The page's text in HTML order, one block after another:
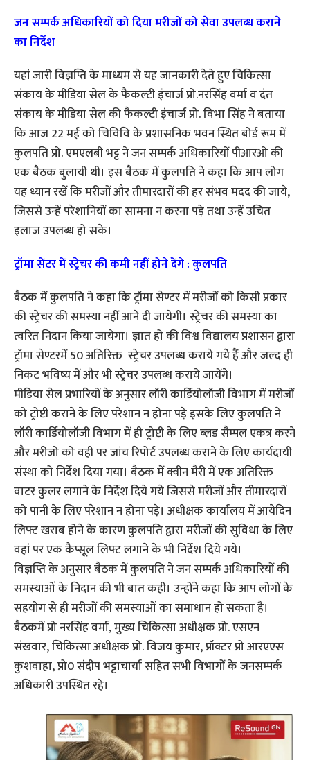
जन सम्पर्क अधिकारियों को दिया मरीजों को सेवा उपलब्ध कराने
का निर्देश
यहां जारी विज्ञप्ति के माध्यम से यह जानकारी देते हुए चिकित्सा
संकाय के मीडिया सेल के फैकल्टी इंचार्ज प्रो.नरसिंह वर्मा व दंत
संकाय के मीडिया सेल की फैकल्टी इंचार्ज प्रो. विभा सिंह ने बताया
कि आज 22 मई को चिविवि के प्रशासनिक भवन स्थित बोर्ड रूम में
कुलपति प्रो. एमएलबी भट्ट ने जन सम्पर्क अधिकारियों पीआरओ की
एक बैठक बुलायी थी। इस बैठक में कुलपति ने कहा कि आप लोग
यह ध्यान रखें कि मरीजों और तीमारदारों की हर संभव मदद की जाये,
जिससे उन्हें परेशानियों का सामना न करना पड़े तथा उन्हें उचित
इलाज उपलब्ध हो सके।
ट्रॉमा सेंटर में स्ट्रेचर की कमी नहीं होने देंगे : कुलपति
बैठक में कुलपति ने कहा कि ट्रॉमा सेण्टर में मरीजों को किसी प्रकार
की स्ट्रेचर की समस्या नहीं आने दी जायेगी। स्ट्रेचर की समस्या का
त्वरित निदान किया जायेगा। ज्ञात हो की विश्व विद्यालय प्रशासन द्वारा
ट्रॉमा सेण्टरमें 50 अतिरिक्त स्ट्रेचर उपलब्ध कराये गयेे हैं और जल्द ही
निकट भविष्य में और भी स्ट्रेचर उपलब्ध कराये जायेंगे।
मीडिया सेल प्रभारियों के अनुसार लॉरी कार्डियोलॉजी विभाग में मरीजों
को ट्रोप्टी कराने के लिए परेशान न होना पड़े इसके लिए कुलपति ने
लॉरी कार्डियोलॉजी विभाग में ही ट्रोप्टी के लिए ब्लड सैम्पल एकत्र करने
और मरीजो को वही पर जांच रिपोर्ट उपलब्ध कराने के लिए कार्यदायी
संस्था को निर्देश दिया गया। बैठक में क्वीन मैरी में एक अतिरिक्त
वाटर कुलर लगाने के निर्देश दिये गये जिससे मरीजों और तीमारदारों
को पानी के लिए परेशान न होना पड़े। अधीक्षक कार्यालय में आयेदिन
लिफ्ट खराब होने के कारण कुलपति द्वारा मरीजों की सुविधा के लिए
वहां पर एक कैप्सूल लिफ्ट लगाने के भी निर्देश दिये गये।
विज्ञप्ति के अनुसार बैठक में कुलपति ने जन सम्पर्क अधिकारियों की
समस्याओं के निदान की भी बात कही। उन्होंने कहा कि आप लोगों के
सहयोग से ही मरीजों की समस्याओं का समाधान हो सकता है।
बैठकमें प्रो नरसिंह वर्मा, मुख्य चिकित्सा अधीक्षक प्रो. एसएन
संखवार, चिकित्सा अधीक्षक प्रो. विजय कुमार, प्रॉक्टर प्रो आरएएस
कुशवाहा, प्रो0 संदीप भट्टाचार्या सहित सभी विभागों के जनसम्पर्क
अधिकारी उपस्थित रहे।